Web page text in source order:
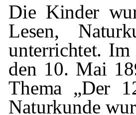
Die Kinder
Lesen,
unterrichtet.
den 10. Mai
Thema „Der
Naturkunde